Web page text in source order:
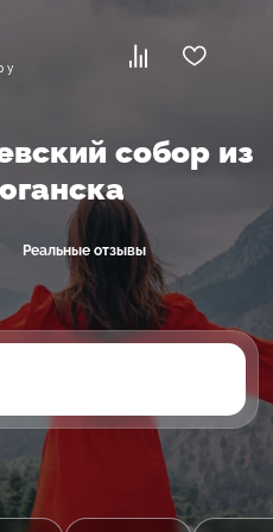
собор из
Реальные отзывы